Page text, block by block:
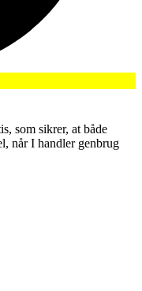
som sikrer, at både
når I handler genbrug